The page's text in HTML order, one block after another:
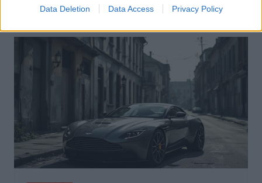
Data Deletion Data Access Privacy Policy
Auto Pour Vous 5 août 2026 0